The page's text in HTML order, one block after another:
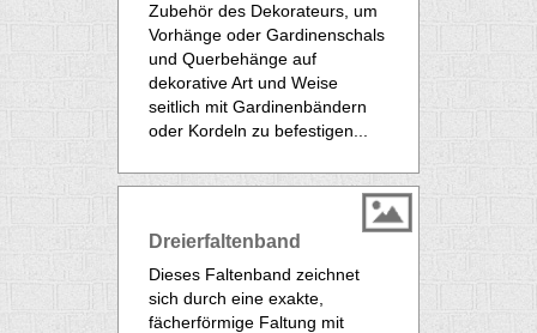
Zubehör des Dekorateurs, um
Vorhänge oder Gardinenschals
und Querbehänge auf
dekorative Art und Weise
seitlich mit Gardinenbändern
oder Kordeln zu befestigen...
Dreierfaltenband
Dieses Faltenband zeichnet
sich durch eine exakte,
fächerförmige Faltung mit